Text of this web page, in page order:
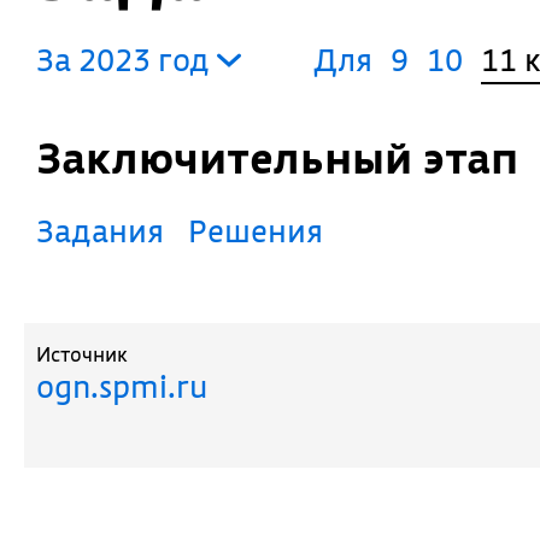
За 2023 год Для 9 10 11
Заключительный этап
Задания Решения
Источник
ogn.spmi.ru